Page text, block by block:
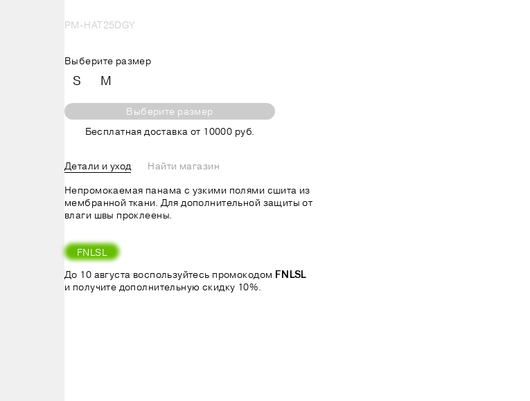
PM-HAT25DGY
Выберите размер
S M
Выберите размер
Бесплатная доставка от 10000 руб.
Детали и уход
Найти магазин
Непромокаемая панама с узкими полями сшита из
мембранной ткани. Для дополнительной защиты от
влаги швы проклеены.
FNLSL
До 10 августа воспользуйтесь промокодом FNLSL
и получите дополнительную скидку 10%.